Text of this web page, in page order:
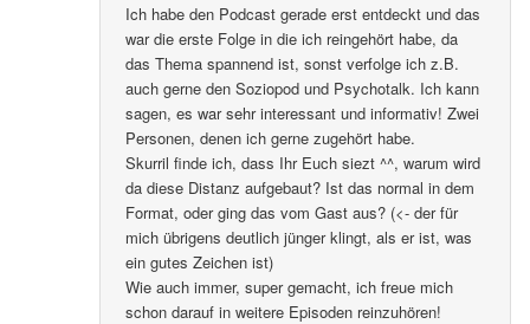
Ich habe den Podcast gerade erst entdeckt und das
war die erste Folge in die ich reingehört habe, da
das Thema spannend ist, sonst verfolge ich z.B.
auch gerne den Soziopod und Psychotalk. Ich kann
sagen, es war sehr interessant und informativ! Zwei
Personen, denen ich gerne zugehört habe.
Skurril finde ich, dass Ihr Euch siezt ^^, warum wird
da diese Distanz aufgebaut? Ist das normal in dem
Format, oder ging das vom Gast aus? (<- der für
mich übrigens deutlich jünger klingt, als er ist, was
ein gutes Zeichen ist)
Wie auch immer, super gemacht, ich freue mich
schon darauf in weitere Episoden reinzuhören!